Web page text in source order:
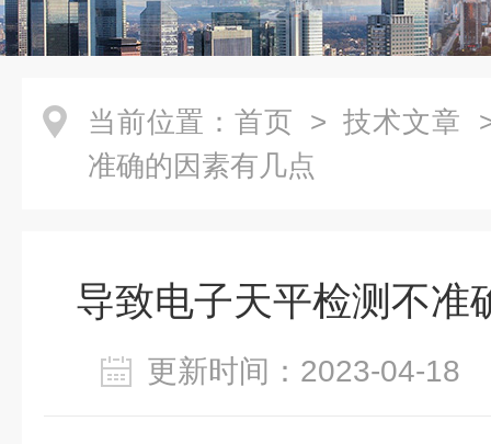
当前位置： 首页 > 技术文章
准确的因素有几点
导致电子天平检测不准
更新时间：2023-04-